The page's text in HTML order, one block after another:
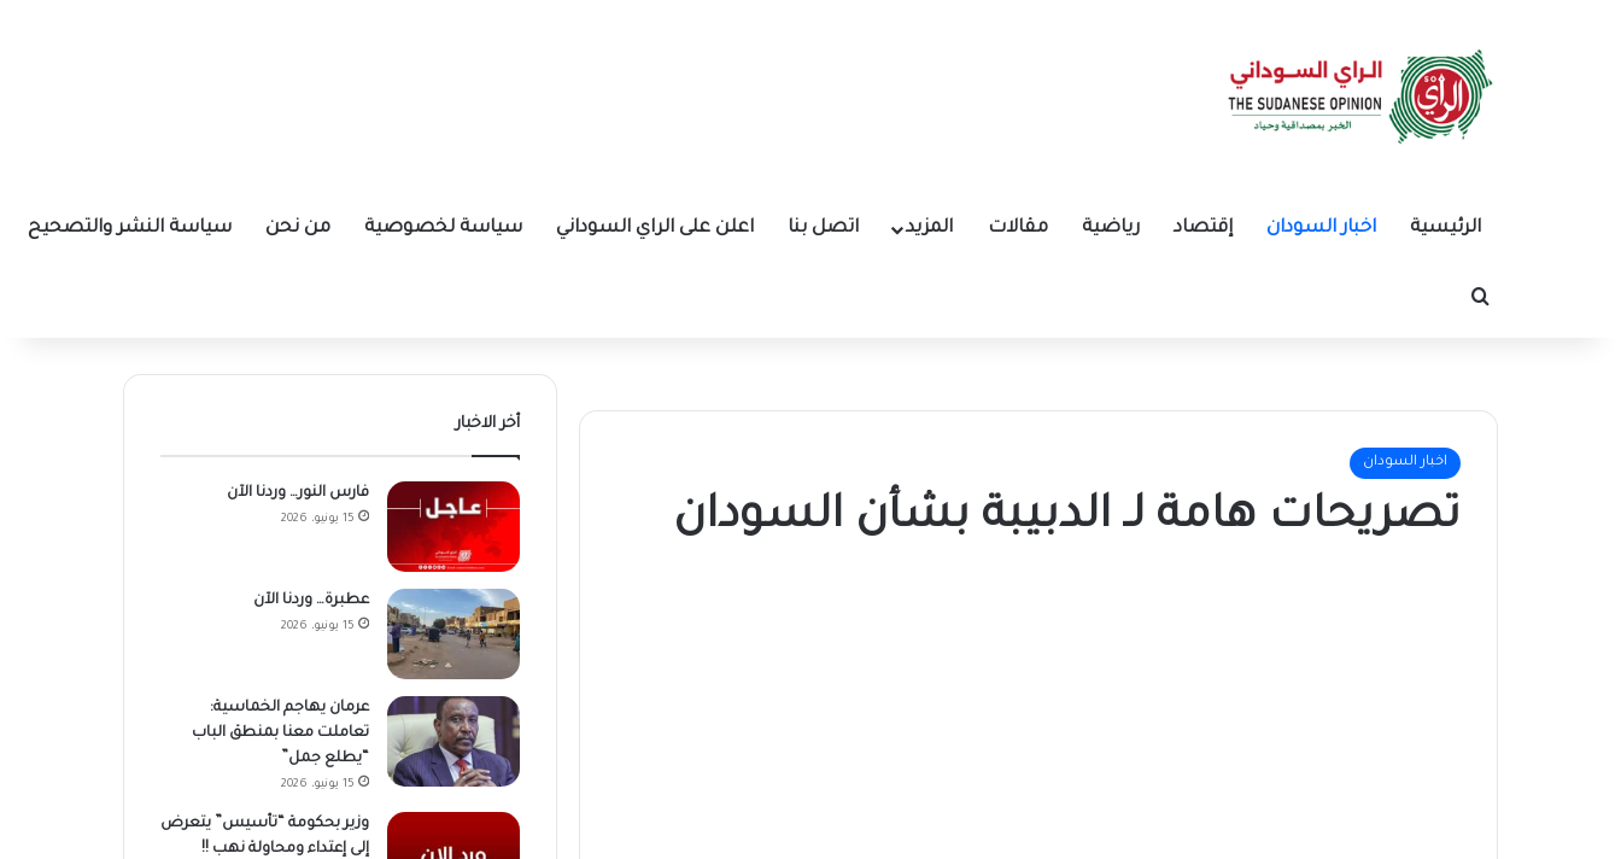
الرئيسية اخبار السودان إقتصاد رياضية مقالات المزيد اتصل بنا اعلن على الراي السوداني سياسة لخصوصية من نحن سياسة النشر والتصحيح
بحث عن
اخبار السودان
تصريحات هامة لـ الدبيبة بشأن السودان
أخر الاخبار
فارس النور… وردنا الآن
15 يونيو، 2026
عطبرة… وردنا الآن
15 يونيو، 2026
عرمان يهاجم الخماسية:
تعاملت معنا بمنطق الباب
“يطلع جمل”
15 يونيو، 2026
وزير بحكومة “تأسيس” يتعرض
إلى إعتداء ومحاولة نهب !!